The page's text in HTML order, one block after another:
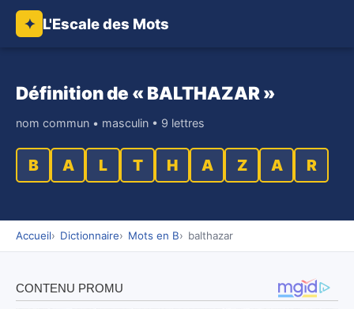
✦ L'Escale des Mots
Définition de « BALTHAZAR »
nom commun • masculin • 9 lettres
B A L T H A Z A R
Accueil Dictionnaire Mots en B balthazar